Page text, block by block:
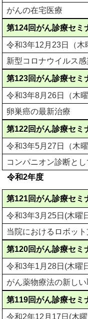
がんの在宅医療
第124回がん診療セミ
令和3年12月23日（
新型コロナウイルス
第123回がん診療セミ
令和3年8月26日（木
卵巣癌の最新治療
第122回がん診療セミ
令和3年5月27日（木
コンパニオン診断と
令和2年度
第121回がん診療セミ
令和3年3月25日(木曜
当院におけるロボッ
第120回がん診療セミ
令和3年1月28日(木曜
がん薬物療法の新し
第119回がん診療セミ
令和2年12月17日(木